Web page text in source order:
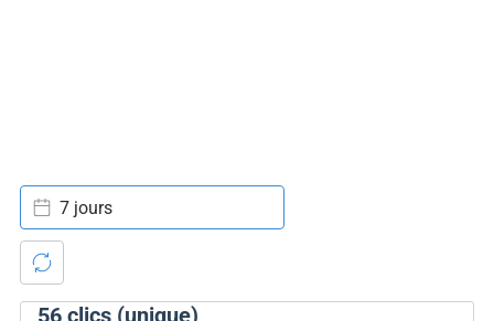
56clics (unique)
7 jours